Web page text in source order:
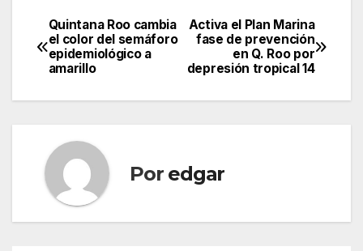
Navegación
de
entradas
Activa el Plan Marina
fase de prevención
en Q. Roo por
depresión tropical 14
Quintana Roo cambia
el color del semáforo
epidemiológico a
amarillo
Por edgar